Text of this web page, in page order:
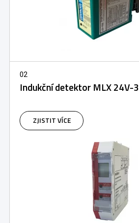
02
Indukční detektor MLX 24V-3
ZJISTIT VÍCE